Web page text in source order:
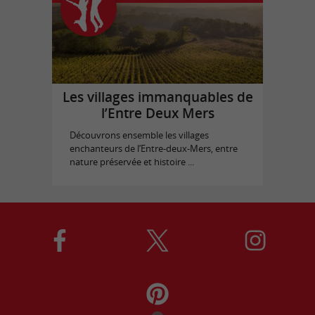
Les villages immanquables de
l’Entre Deux Mers
Découvrons ensemble les villages
enchanteurs de l’Entre-deux-Mers, entre
nature préservée et histoire ...